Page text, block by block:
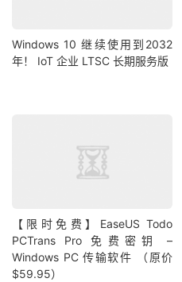
Windows 10 继续使用到2032
年！ IoT 企业 LTSC 长期服务版
【限时免费】EaseUS Todo
PCTrans Pro 免费密钥 –
Windows PC 传输软件 （原价
$59.95）